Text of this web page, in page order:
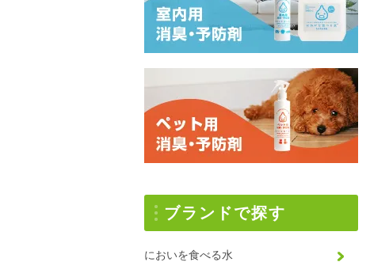
ブランドで探す
においを食べる水